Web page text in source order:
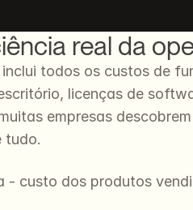
real da
todos os custos de
licenças de
empresas
tudo.
- custo dos produtos